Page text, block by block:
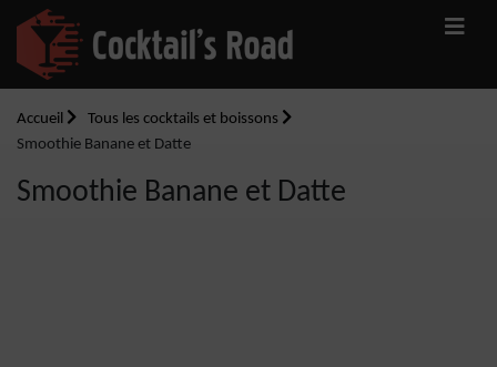
Accueil
Tous les cocktails et boissons
Smoothie Banane et Datte
Smoothie Banane et Datte